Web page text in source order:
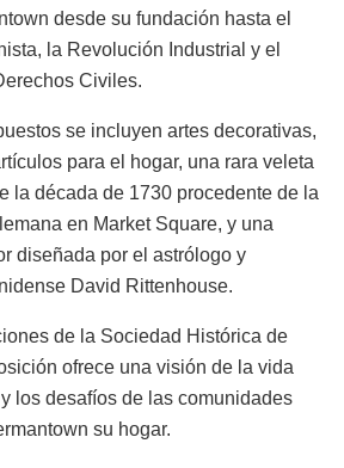
desde su fundación hasta el
la Revolución Industrial y el
Civiles.
se incluyen artes decorativas,
para el hogar, una rara veleta
la década de 1730 procedente de la
en Market Square, y una
diseñada por el astrólogo y
David Rittenhouse.
de la Sociedad Histórica de
ofrece una visión de la vida
los desafíos de las comunidades
su hogar.